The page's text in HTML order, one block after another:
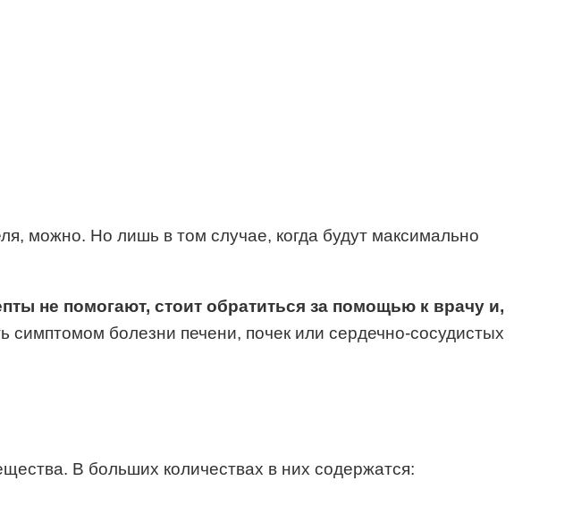
можно. Но лишь в том случае, когда будут максимально
не помогают, стоит обратиться за помощью к врачу и,
симптомом болезни печени, почек или сердечно-сосудистых
В больших количествах в них содержатся: